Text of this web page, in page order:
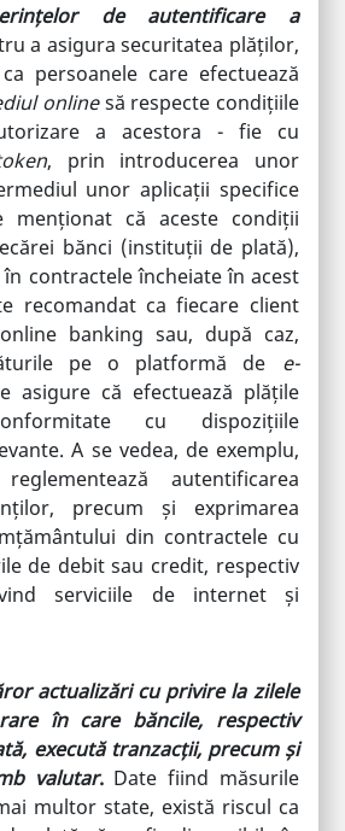
de autentificare a
a asigura securitatea plăților,
persoanele care efectuează
onlinesă respecte condițiile
a acestora - fie cu
, prin introducerea unor
unor aplicații specifice
menționat că aceste condiții
bănci (instituții de plată),
contractele încheiate în acest
recomandat ca fiecare client
banking sau, după caz,
pe o platformă de e-
asigure că efectuează plățile
cu dispozițiile
A se vedea, de exemplu,
autentificarea
precum și exprimarea
din contractele cu
de debit sau credit, respectiv
serviciile de internet și
actualizări cu privire la zilele
în care băncile, respectiv
execută tranzacții, precum și
valutar.Date fiind măsurile
multor state, există riscul ca